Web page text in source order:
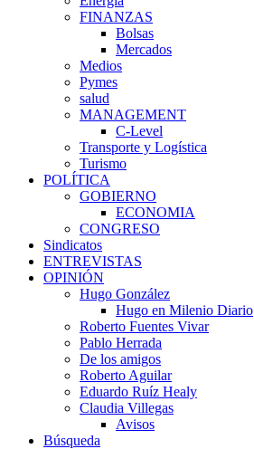
FINANZAS
Bolsas
Mercados
Medios
Pymes
salud
MANAGEMENT
C-Level
Transporte y Logística
Turismo
POLÍTICA
GOBIERNO
ECONOMIA
CONGRESO
Sindicatos
ENTREVISTAS
OPINIÓN
Hugo González
Hugo en Milenio Diario
Roberto Fuentes Vivar
Pablo Herrada
De los amigos
Roberto Aguilar
Eduardo Ruíz Healy
Claudia Villegas
Avisos
Búsqueda